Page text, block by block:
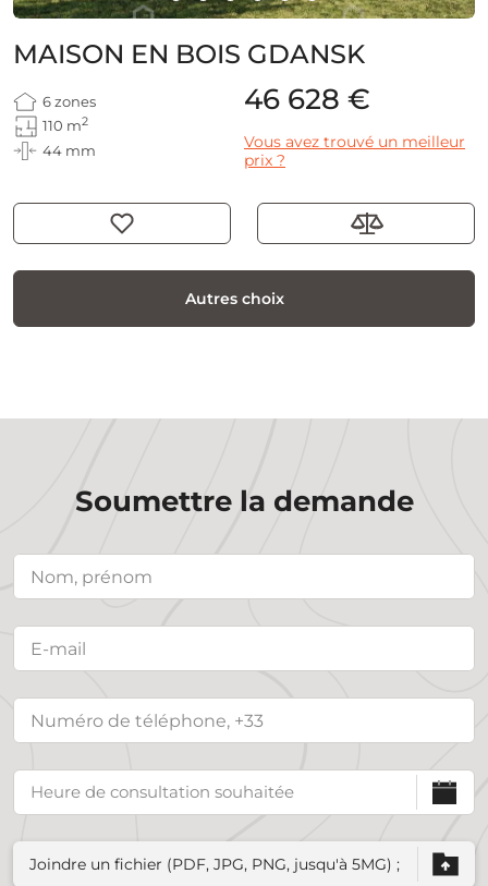
MAISON EN BOIS GDANSK
6 zones
110 m2
44 mm
46 628 €
Vous avez trouvé un meilleur
prix ?
Autres choix
Soumettre la demande
Joindre un fichier (PDF, JPG, PNG, jusqu'à 5MG) ;